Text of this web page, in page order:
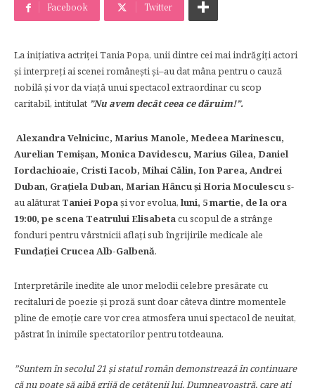
Facebook Twitter
La inițiativa actriței Tania Popa, unii dintre cei mai indrăgiți actori
și interpreți ai scenei românești și–au dat mâna pentru o cauză
nobilă și vor da viață unui spectacol extraordinar cu scop
caritabil, intitulat ”Nu avem decât ceea ce dăruim!”.
Alexandra Velniciuc, Marius Manole, Medeea Marinescu,
Aurelian Temișan, Monica Davidescu, Marius Gilea, Daniel
Iordachioaie, Cristi Iacob, Mihai Călin, Ion Parea, Andrei
Duban, Grațiela Duban, Marian Hâncu și Horia Moculescus-
au alăturat Taniei Popași vor evolua, luni, 5 martie, de la ora
19:00, pe scena Teatrului Elisabetacu scopul de a strânge
fonduri pentru vârstnicii aflați sub îngrijirile medicale ale
Fundației Crucea Alb-Galbenă.
Interpretările inedite ale unor melodii celebre presărate cu
recitaluri de poezie și proză sunt doar câteva dintre momentele
pline de emoție care vor crea atmosfera unui spectacol de neuitat,
păstrat în inimile spectatorilor pentru totdeauna.
”Suntem în secolul 21 și statul român demonstrează în continuare
că nu poate să aibă grijă de cetățenii lui. Dumneavoastră, care ați